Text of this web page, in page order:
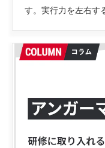
す。実行力を左右す